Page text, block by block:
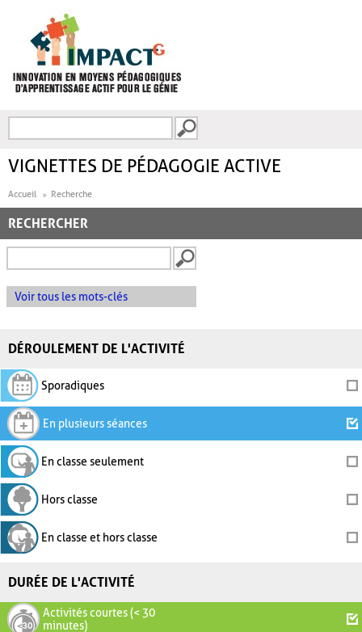
FORMULAIRE DE
VIGNETTES DE PÉDAGOGIE ACTIVE
Accueil Recherche
RECHERCHER
Voir tous les mots-clés
DÉROULEMENT DE L'ACTIVITÉ
Sporadiques
En plusieurs séances
En classe seulement
Hors classe
En classe et hors classe
DURÉE DE L'ACTIVITÉ
Activités courtes (< 30
minutes)